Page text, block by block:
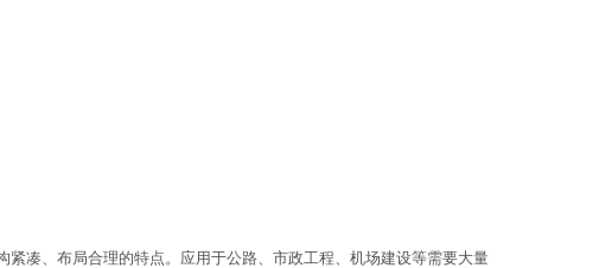
凑、布局合理的特点。应用于公路、市政工程、机场建设等需要大量